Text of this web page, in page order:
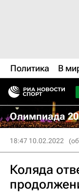
Политика В
Олимпиада
18:47 10.02.2022
Коляда